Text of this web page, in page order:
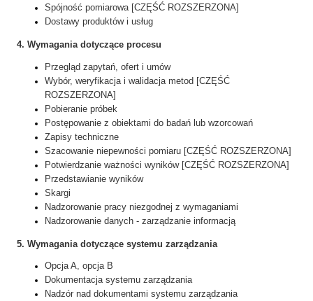
Spójność pomiarowa [CZĘŚĆ ROZSZERZONA]
Dostawy produktów i usług
4. Wymagania dotyczące procesu
Przegląd zapytań, ofert i umów
Wybór, weryfikacja i walidacja metod [CZĘŚĆ
ROZSZERZONA]
Pobieranie próbek
Postępowanie z obiektami do badań lub wzorcowań
Zapisy techniczne
Szacowanie niepewności pomiaru [CZĘŚĆ ROZSZERZONA]
Potwierdzanie ważności wyników [CZĘŚĆ ROZSZERZONA]
Przedstawianie wyników
Skargi
Nadzorowanie pracy niezgodnej z wymaganiami
Nadzorowanie danych - zarządzanie informacją
5. Wymagania dotyczące systemu zarządzania
Opcja A, opcja B
Dokumentacja systemu zarządzania
Nadzór nad dokumentami systemu zarządzania